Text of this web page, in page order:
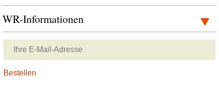
WR-Informationen